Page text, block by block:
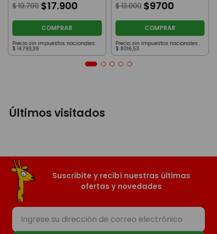
$ 19.700 $17.900
COMPRAR
Precio sin impuestos nacionales:
$ 14.793,39
$ 13.000 $9700
COMPRAR
Precio sin impuestos nacionales:
$ 8016,53
Últimos visitados
Suscribite y recibí nuestras últimas
ofertas y novedades